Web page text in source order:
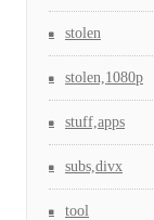
stolen
stolen,1080p
stuff,apps
subs,divx
tool